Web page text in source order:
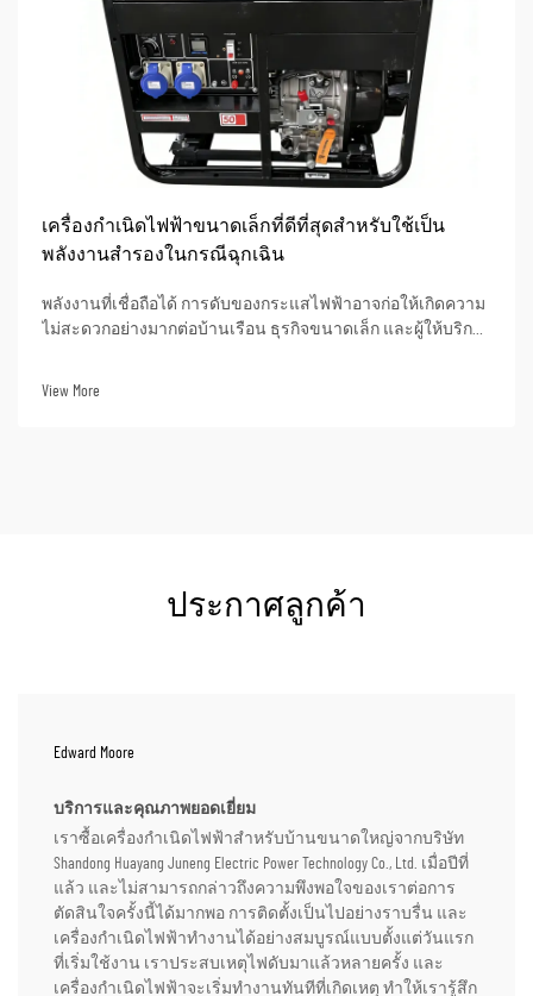
เครื่องกำเนิดไฟฟ้าขนาดเล็กที่ดีที่สุดสำหรับใช้เป็น
พลังงานสำรองในกรณีฉุกเฉิน
พลังงานที่เชื่อถือได้ การดับของกระแสไฟฟ้าอาจก่อให้เกิดความ
ไม่สะดวกอย่างมากต่อบ้านเรือน ธุรกิจขนาดเล็ก และผู้ให้บริการ
View More
ประกาศลูกค้า
Edward Moore
บริการและคุณภาพยอดเยี่ยม
เราซื้อเครื่องกำเนิดไฟฟ้าสำหรับบ้านขนาดใหญ่จากบริษัท
Shandong Huayang Juneng Electric Power Technology Co., Ltd. เมื่อปีที่
แล้ว และไม่สามารถกล่าวถึงความพึงพอใจของเราต่อการ
ตัดสินใจครั้งนี้ได้มากพอ การติดตั้งเป็นไปอย่างราบรื่น และ
เครื่องกำเนิดไฟฟ้าทำงานได้อย่างสมบูรณ์แบบตั้งแต่วันแรก
ที่เริ่มใช้งาน เราประสบเหตุไฟดับมาแล้วหลายครั้ง และ
เครื่องกำเนิดไฟฟ้าจะเริ่มทำงานทันทีที่เกิดเหตุ ทำให้เรารู้สึก